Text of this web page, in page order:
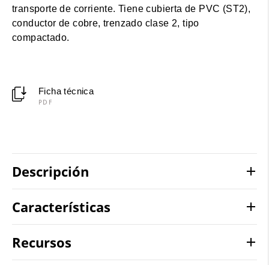
transporte de corriente. Tiene cubierta de PVC (ST2),
conductor de cobre, trenzado clase 2, tipo
compactado.
Ficha técnica
PDF
Descripción
Características
Recursos